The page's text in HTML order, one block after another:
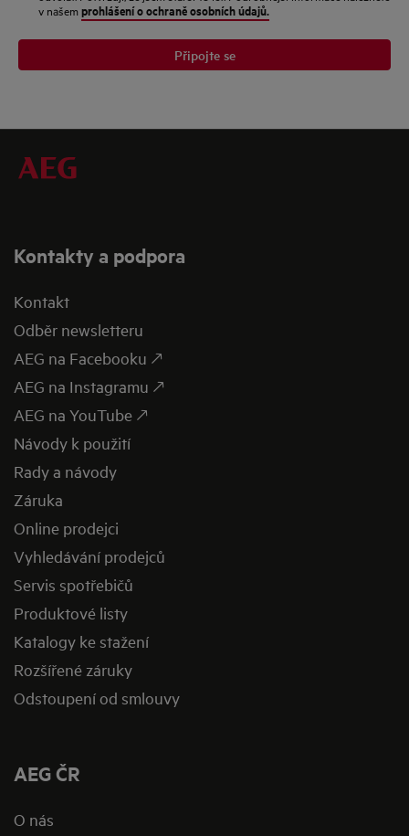
v našemprohlášení o ochraně osobních údajů.
Připojte se
Kontakty a podpora
Kontakt
Odběr newsletteru
AEG na Facebooku 🡕
AEG na Instagramu 🡕
AEG na YouTube 🡕
Návody k použití
Rady a návody
Záruka
Online prodejci
Vyhledávání prodejců
Servis spotřebičů
Produktové listy
Katalogy ke stažení
Rozšířené záruky
Odstoupení od smlouvy
AEG ČR
O nás